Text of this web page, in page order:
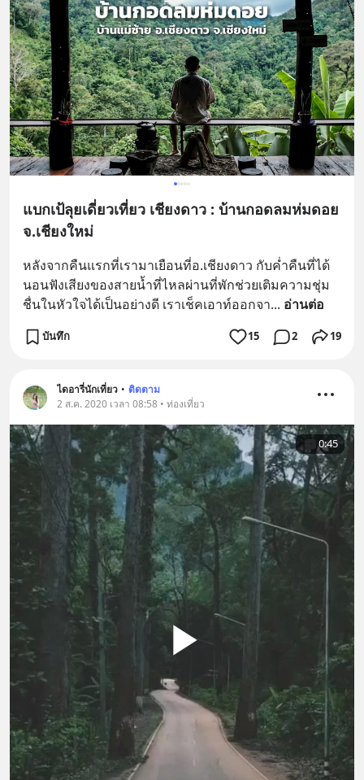
แบกเป้ลุยเดี่ยวเที่ยว เชียงดาว : บ้านกอดลมห่มดอย
จ.เชียงใหม่
หลังจากคืนแรกที่เรามาเยือนที่อ.เชียงดาว กับค่ำคืนที่ได้
นอนฟังเสียงของสายน้ำที่ไหลผ่านที่พักช่วยเติมความชุ่ม
ชื่นในหัวใจได้เป็นอย่างดี เราเช็คเอาท์ออกจา... อ่านต่อ
บันทึก 15 2 19
ไดอารี่นักเที่ยว • ติดตาม
2 ส.ค. 2020 เวลา 08:58 • ท่องเที่ยว
0:45